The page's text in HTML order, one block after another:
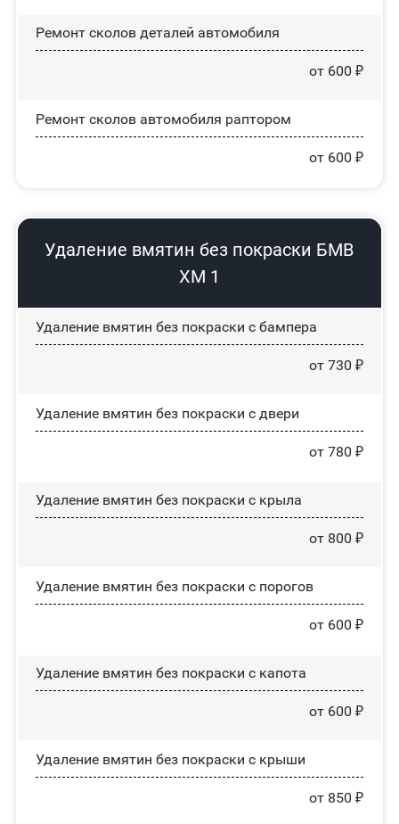
Ремонт сколов деталей автомобиля
от 600 ₽
Ремонт сколов автомобиля раптором
от 600 ₽
Удаление вмятин без покраски БМВ
ХМ 1
Удаление вмятин без покраски с бампера
от 730 ₽
Удаление вмятин без покраски с двери
от 780 ₽
Удаление вмятин без покраски с крыла
от 800 ₽
Удаление вмятин без покраски с порогов
от 600 ₽
Удаление вмятин без покраски с капота
от 600 ₽
Удаление вмятин без покраски с крыши
от 850 ₽